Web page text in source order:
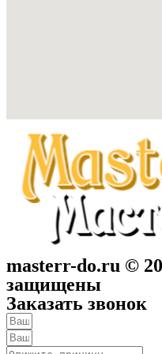
masterr-do.ru ©
защищены
Заказать звонок